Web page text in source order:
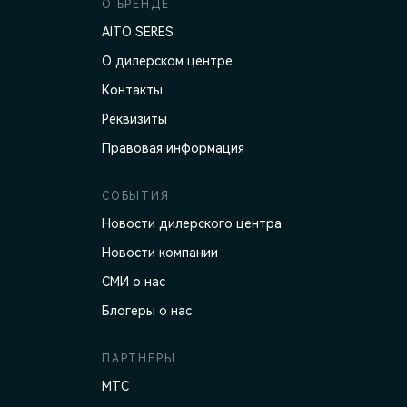
О БРЕНДЕ
AITO SERES
О дилерском центре
Контакты
Реквизиты
Правовая информация
СОБЫТИЯ
Новости дилерского центра
Новости компании
СМИ о нас
Блогеры о нас
ПАРТНЕРЫ
МТС